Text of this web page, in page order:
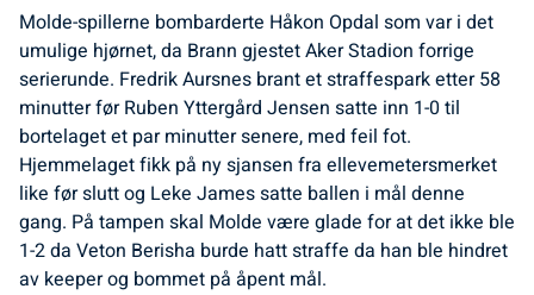
Molde-spillerne bombarderte Håkon Opdal som var i det
umulige hjørnet, da Brann gjestet Aker Stadion forrige
serierunde. Fredrik Aursnes brant et straffespark etter 58
minutter før Ruben Yttergård Jensen satte inn 1-0 til
bortelaget et par minutter senere, med feil fot.
Hjemmelaget fikk på ny sjansen fra ellevemetersmerket
like før slutt og Leke James satte ballen i mål denne
gang. På tampen skal Molde være glade for at det ikke ble
1-2 da Veton Berisha burde hatt straffe da han ble hindret
av keeper og bommet på åpent mål.